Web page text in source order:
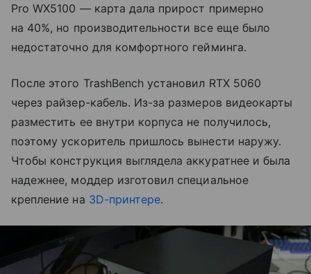
Pro WX5100 — карта дала прирост примерно
на 40%, но производительности все еще было
недостаточно для комфортного гейминга.
После этого TrashBench установил RTX 5060
через райзер-кабель. Из-за размеров видеокарты
разместить ее внутри корпуса не получилось,
поэтому ускоритель пришлось вынести наружу.
Чтобы конструкция выглядела аккуратнее и была
надежнее, моддер изготовил специальное
крепление на 3D-принтере.